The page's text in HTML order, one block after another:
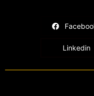
Linkedin